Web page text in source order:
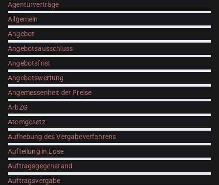
Agenturverträge
Allgemein
Angebot
Angebotsausschluss
Angebotsfrist
Angebotswertung
Angemessenheit der Preise
ArbZG
Atomgesetz
Aufhebung des Vergabeverfahrens
Aufteilung in Lose
Auftragsgegenstand
Auftragsvergabe